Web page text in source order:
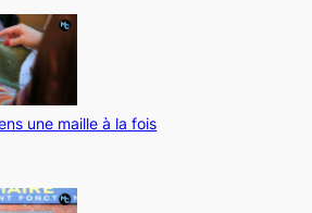
une maille à la fois